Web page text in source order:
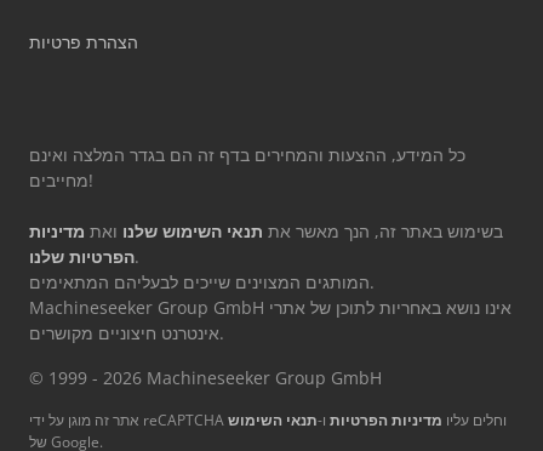
הצהרת פרטיות
כל המידע, ההצעות והמחירים בדף זה הם בגדר המלצה ואינם
מחייבים!
בשימוש באתר זה, הנך מאשר את תנאי השימוש שלנו ואת מדיניות
הפרטיות שלנו.
המותגים המצוינים שייכים לבעליהם המתאימים.
Machineseeker Group GmbH אינו נושא באחריות לתוכן של אתרי
אינטרנט חיצוניים מקושרים.
© 1999 - 2026 Machineseeker Group GmbH
אתר זה מוגן על ידי reCAPTCHA וחלים עליו מדיניות הפרטיות ו-תנאי השימוש
של Google.